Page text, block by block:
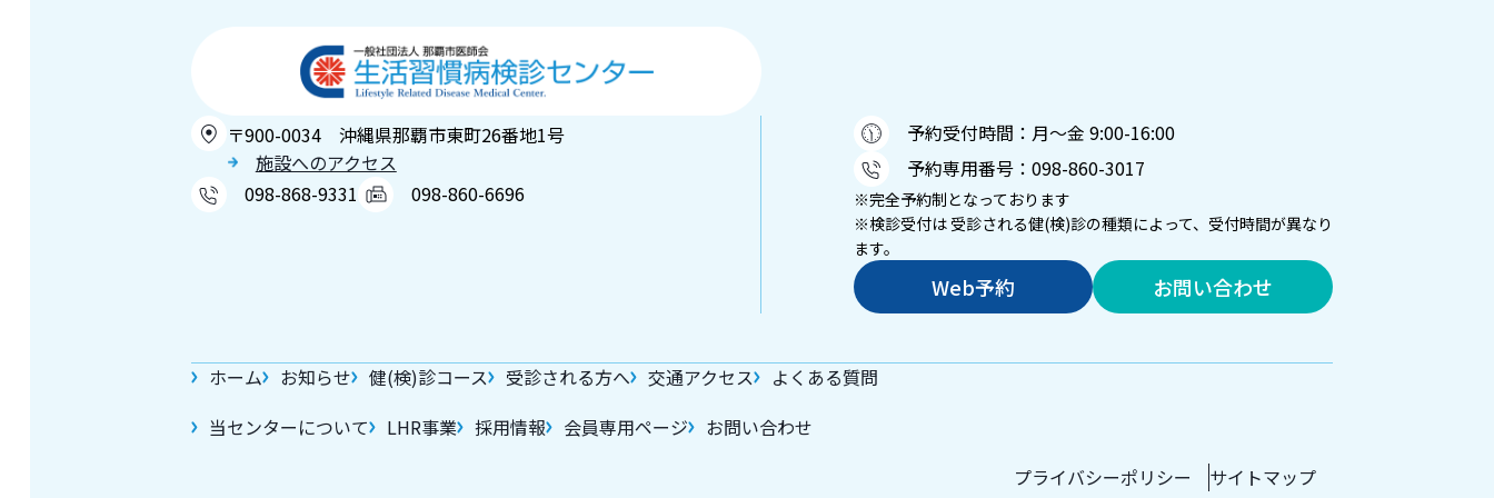
〒900-0034 沖縄県那覇市東町26番地1号
施設へのアクセス
098-868-9331
098-860-6696
予約受付時間：月～金 9:00-16:00
予約専用番号： 098-860-3017
※完全予約制となっております
※検診受付は 受診される健(検)診の種類によって、受付時間が異なり
ます。
Web予約 お問い合わせ
ホーム お知らせ 健(検)診コース 受診される方へ 交通アクセス
よくある質問
当センターについて
LHR事業 採用情報 会員専用ページ
お問い合わせ
プライバシーポリシー
サイトマップ